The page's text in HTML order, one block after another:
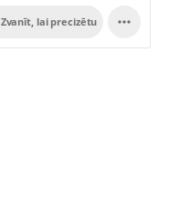
Zvanīt, lai precizētu 